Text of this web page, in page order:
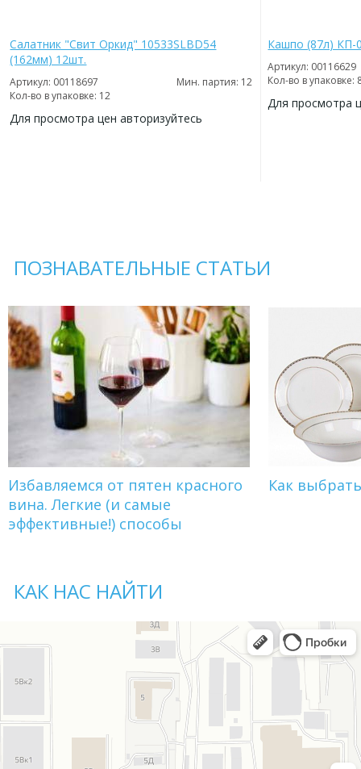
Салатник "Свит Оркид" 10533SLBD54
(162мм) 12шт.
Артикул: 00118697
Мин. партия: 12
Кол-во в упаковке: 12
Для просмотра цен авторизуйтесь
Кашпо (87л) КП-
Артикул: 00116629
Кол-во в упаковке:
Для просмотра
ПОЗНАВАТЕЛЬНЫЕ СТАТЬИ
Избавляемся от пятен красного
вина. Легкие (и самые
эффективные!) способы
Как
КАК НАС НАЙТИ